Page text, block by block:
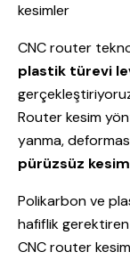
kesimler
CNC router
plastik türevi
Router kesim
yanma,
pürüzsüz
Polikarbon ve
hafiflik
CNC router